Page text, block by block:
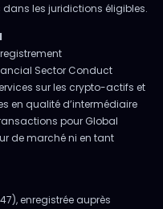
dans les juridictions éligibles.
Sector Conduct
sur les crypto-actifs et
en qualité d’intermédiaire
pour Global
de marché ni en tant
enregistrée auprès